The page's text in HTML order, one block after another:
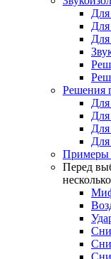
Для
Для
Для
Решения
Для
Для
Примеры
Перед